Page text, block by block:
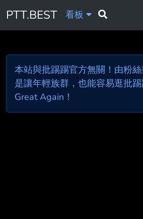
PTT.BEST 看板
本站與批踢踢官方無關！由粉
是讓年輕族群，也能容易逛批
Great Again！